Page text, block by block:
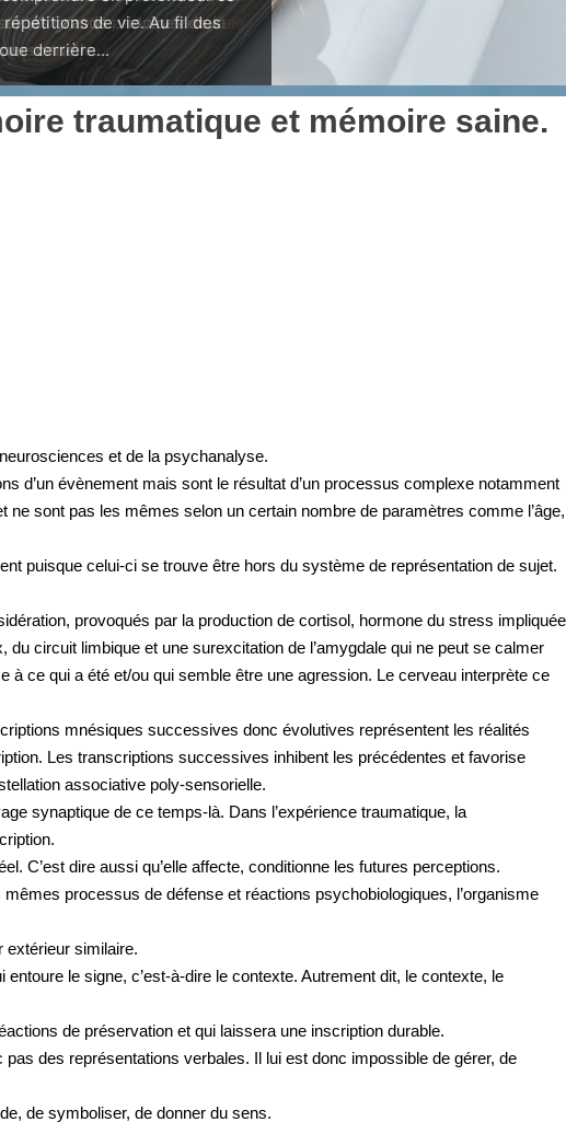
de vie. Au fil des
derrière...
traumatique et mémoire saine.
et de la psychanalyse.
d’un évènement mais sont le résultat d’un processus complexe notamment
sont pas les mêmes selon un certain nombre de paramètres comme l’âge,
puisque celui-ci se trouve être hors du système de représentation de sujet.
provoqués par la production de cortisol, hormone du stress impliquée
circuit limbique et une surexcitation de l’amygdale qui ne peut se calmer
ce qui a été et/ou qui semble être une agression. Le cerveau interprète ce
mnésiques successives donc évolutives représentent les réalités
Les transcriptions successives inhibent les précédentes et favorise
associative poly-sensorielle.
synaptique de ce temps-là. Dans l’expérience traumatique, la
C’est dire aussi qu’elle affecte, conditionne les futures perceptions.
processus de défense et réactions psychobiologiques, l’organisme
extérieur similaire.
le signe, c’est-à-dire le contexte. Autrement dit, le contexte, le
de préservation et qui laissera une inscription durable.
des représentations verbales. Il lui est donc impossible de gérer, de
de symboliser, de donner du sens.